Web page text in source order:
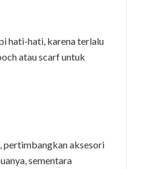
hati-hati, karena terlalu
atau scarf untuk
pertimbangkan aksesori
sementara